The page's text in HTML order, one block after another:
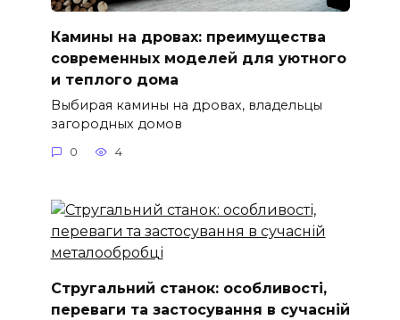
Камины на дровах: преимущества
современных моделей для уютного
и теплого дома
Выбирая камины на дровах, владельцы
загородных домов
0 4
Стругальний станок: особливості,
переваги та застосування в сучасній